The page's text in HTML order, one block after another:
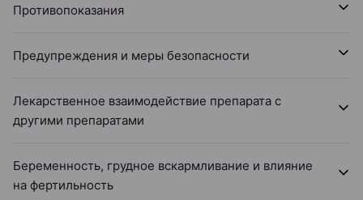
Противопоказания
Предупреждения и меры безопасности
Лекарственное взаимодействие препарата с
другими препаратами
Беременность, грудное вскармливание и влияние
на фертильность